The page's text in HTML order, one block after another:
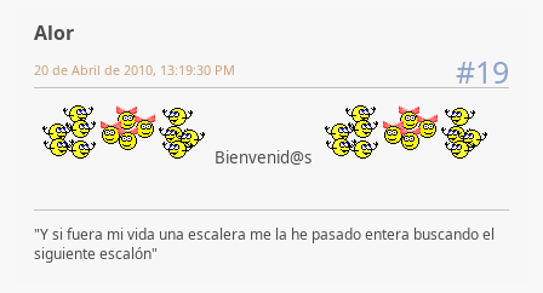
Alor
#19
20 de Abril de 2010, 13:19:30 PM
Bienvenid@s
"Y si fuera mi vida una escalera me la he pasado entera buscando el
siguiente escalón"